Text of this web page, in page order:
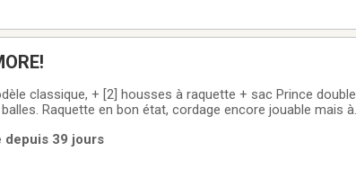
classique, + [2] housses à raquette + sac Prince double
depuis 39 jours